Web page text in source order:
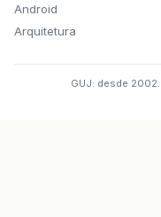
Android
Arquitetura
GUJ: desde 2002.